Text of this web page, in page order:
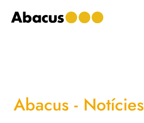
to
to
to
Abacus - Notícies